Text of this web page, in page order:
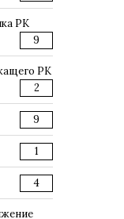
РК
9
РК
2
9
1
4